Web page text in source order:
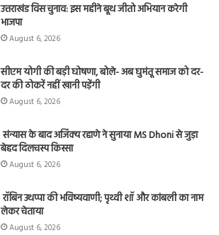
उत्तराखंड विस चुनाव: इस महीने बूथ जीतो अभियान करेगी
भाजपा
August 6, 2026
सीएम योगी की बड़ी घोषणा, बोले- अब घुमंतू समाज को दर-
दर की ठोकरें नहीं खानी पड़ेंगी
August 6, 2026
संन्यास के बाद अजिंक्‍य रहाणे ने सुनाया MS Dhoni से जुड़ा
बेहद दिलचस्प किस्सा
August 6, 2026
रॉबिन उथप्पा की भविष्यवाणी; पृथ्वी शॉ और कांबली का नाम
लेकर चेताया
August 6, 2026